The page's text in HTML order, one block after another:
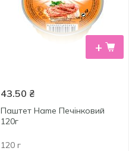
+
43.50 ₴
Паштет Hame Печінковий
120г
120 г